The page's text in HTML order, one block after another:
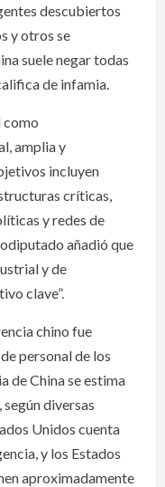
descubiertos
y otros se
suele negar todas
de infamia.
como
amplia y
incluyen
críticas,
y redes de
añadió que
y de
clave”.
chino fue
personal de los
de China se estima
diversas
Unidos cuenta
y los Estados
aproximadamente